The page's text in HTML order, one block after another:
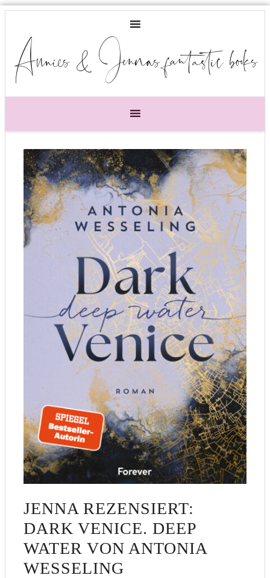
Annies & Jennas fantastic books
JENNA REZENSIERT:
DARK VENICE. DEEP
WATER VON ANTONIA
WESSELING